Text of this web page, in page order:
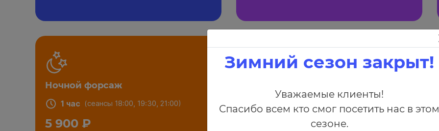
Ночной форсаж
1 час (сеансы 18:00, 19:30, 21:00)
5 900 ₽
Зимний сезон закрыт!
Уважаемые клиенты!
Спасибо всем кто смог посетить нас в этом
сезоне.